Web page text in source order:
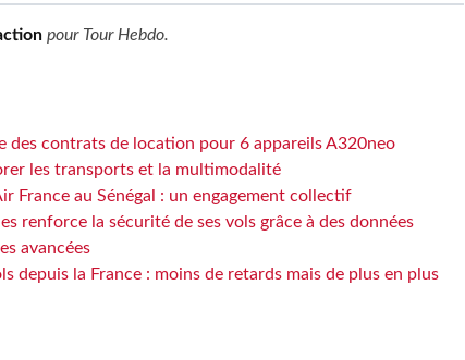
pour Tour Hebdo.
des contrats de location pour 6 appareils A320neo
les transports et la multimodalité
France au Sénégal : un engagement collectif
renforce la sécurité de ses vols grâce à des données
avancées
depuis la France : moins de retards mais de plus en plus